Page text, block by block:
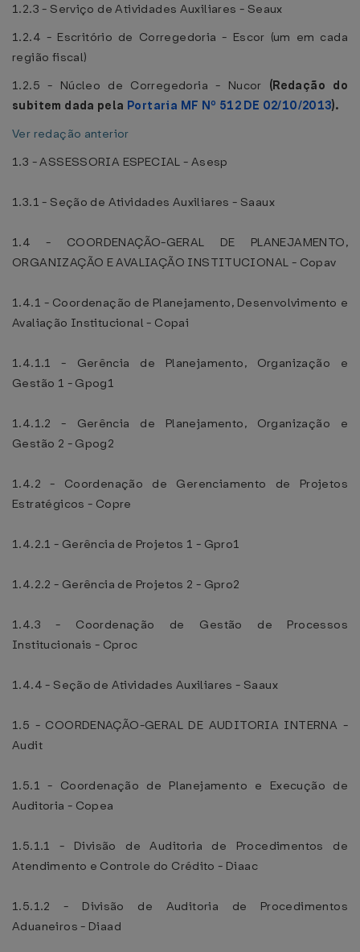
1.2.3 - Serviço de Atividades Auxiliares - Seaux
1.2.4 - Escritório de Corregedoria - Escor (um em cada
região fiscal)
1.2.5 - Núcleo de Corregedoria - Nucor (Redação do
subitem dada pela Portaria MF Nº 512 DE 02/10/2013).
Ver redação anterior
1.3 - ASSESSORIA ESPECIAL - Asesp
1.3.1 - Seção de Atividades Auxiliares - Saaux
1.4 - COORDENAÇÃO-GERAL DE PLANEJAMENTO,
ORGANIZAÇÃO E AVALIAÇÃO INSTITUCIONAL - Copav
1.4.1 - Coordenação de Planejamento, Desenvolvimento e
Avaliação Institucional - Copai
1.4.1.1 - Gerência de Planejamento, Organização e
Gestão 1 - Gpog1
1.4.1.2 - Gerência de Planejamento, Organização e
Gestão 2 - Gpog2
1.4.2 - Coordenação de Gerenciamento de Projetos
Estratégicos - Copre
1.4.2.1 - Gerência de Projetos 1 - Gpro1
1.4.2.2 - Gerência de Projetos 2 - Gpro2
1.4.3 - Coordenação de Gestão de Processos
Institucionais - Cproc
1.4.4 - Seção de Atividades Auxiliares - Saaux
1.5 - COORDENAÇÃO-GERAL DE AUDITORIA INTERNA -
Audit
1.5.1 - Coordenação de Planejamento e Execução de
Auditoria - Copea
1.5.1.1 - Divisão de Auditoria de Procedimentos de
Atendimento e Controle do Crédito - Diaac
1.5.1.2 - Divisão de Auditoria de Procedimentos
Aduaneiros - Diaad